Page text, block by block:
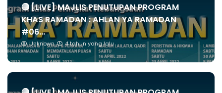
🔴 [LIVE] MAJLIS PENUTUPAN PROGRAM
KHAS RAMADAN : AHLAN YA RAMADAN
#06...
Unknown 4 tahun yang lalu